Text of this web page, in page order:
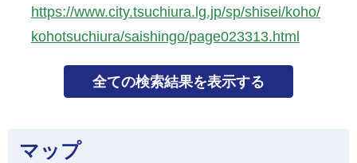
https://www.city.tsuchiura.lg.jp/sp/shisei/koho/
kohotsuchiura/saishingo/page023313.html
マップ